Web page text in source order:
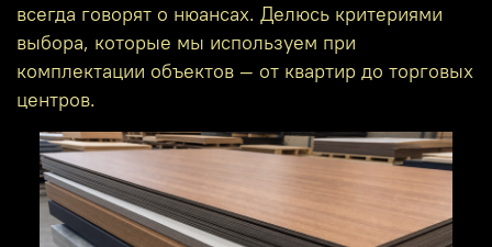
всегда говорят о нюансах. Делюсь критериями
выбора, которые мы используем при
комплектации объектов — от квартир до торговых
центров.